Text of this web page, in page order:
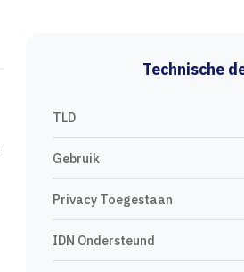
Technische
TLD
Gebruik
Privacy Toegestaan
IDN Ondersteund